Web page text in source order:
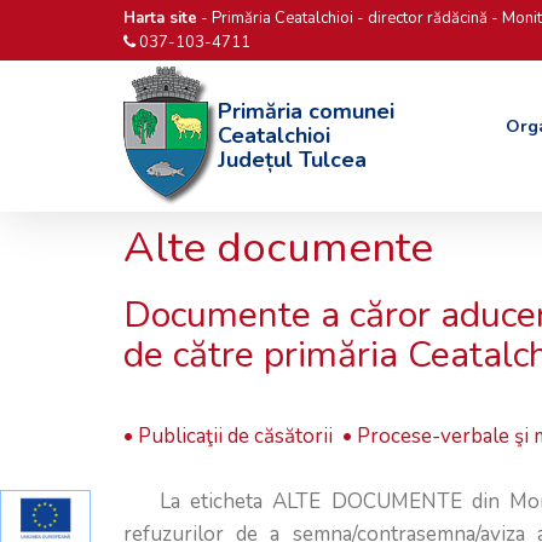
Harta site - Primăria Ceatalchioi - director rădăcină -
037-103-4711
Primăria comunei
Ceatalchioi
Județul Tulcea
Alte documente
Documente a căror
de către primăria